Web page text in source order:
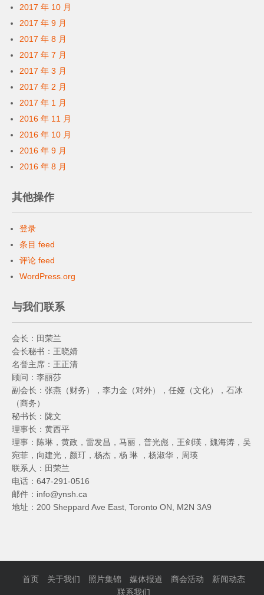
2017 年 10 月
2017 年 9 月
2017 年 8 月
2017 年 7 月
2017 年 3 月
2017 年 2 月
2017 年 1 月
2016 年 11 月
2016 年 10 月
2016 年 9 月
2016 年 8 月
其他操作
登录
条目 feed
评论 feed
WordPress.org
与我们联系
会长：田荣兰
会长秘书：王晓婧
名誉主席：王正清
顾问：李丽莎
副会长：张燕（财务），李力金（对外），任娅（文化），石冰
（商务）
秘书长：陇文
理事长：黄西平
理事：陈琳，黄政，雷发昌，马丽，普光彪，王剑瑛，魏海涛，吴
宛菲，向建光，颜玎，杨杰，杨 琳 ，杨淑华，周瑛
联系人：田荣兰
电话：647-291-0516
邮件：info@ynsh.ca
地址：200 Sheppard Ave East, Toronto ON, M2N 3A9
首页 关于我们 照片集锦 媒体报道 商会活动
新闻动态
联系我们